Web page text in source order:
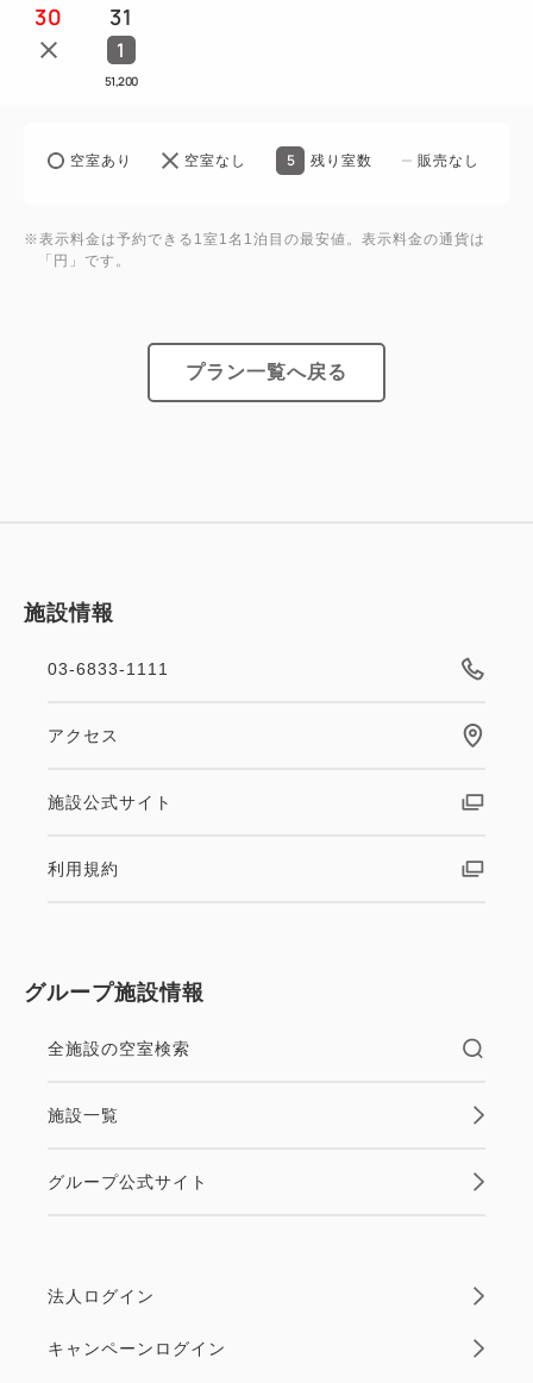
■立地
・JR新宿駅東口より徒歩5分
・西武新宿駅より徒歩3分
■アクセス（新宿駅まで）
・東京駅より JR中央線にて約20分
・1,100ポイント以上から1,000円分の各種電子マネ
ーに交換できます。
ります。
をお届けします。
とスムーズにチェックインができます。
11日「藤田観光グループ・メンバーズカード
ーアルいたしました。
30 31
1
51,200
空室あり 空室なし 5 残り室数 販売なし
※表示料金は予約できる1室1名1泊目の最安値。表示料金の通貨は
「円」です。
プラン一覧へ戻る
施設情報
03-6833-1111
アクセス
施設公式サイト
利用規約
グループ施設情報
全施設の空室検索
施設一覧
グループ公式サイト
法人ログイン
キャンペーンログイン